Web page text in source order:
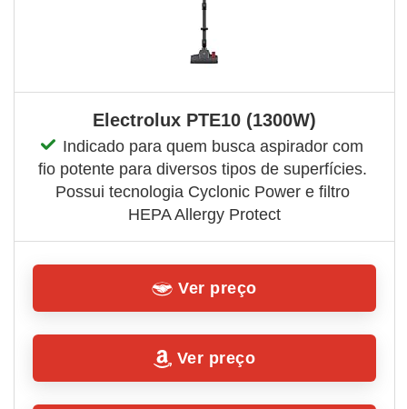
Electrolux PTE10 (1300W)
Indicado para quem busca aspirador com
fio potente para diversos tipos de superfícies.
Possui tecnologia Cyclonic Power e filtro
HEPA Allergy Protect
Ver preço
Ver preço